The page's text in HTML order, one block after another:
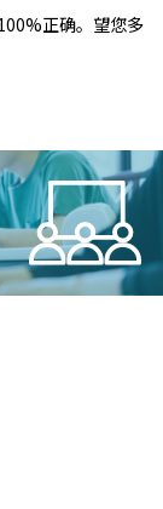
正确。望您多